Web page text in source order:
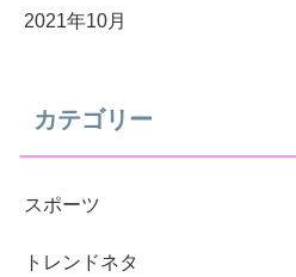
2021年10月
カテゴリー
スポーツ
トレンドネタ